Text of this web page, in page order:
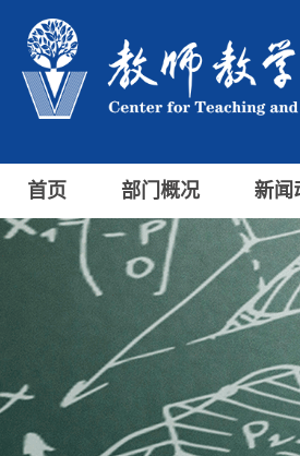
首页 部门概况 新闻